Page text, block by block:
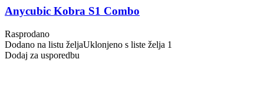
Anycubic Kobra S1 Combo
Rasprodano
Dodano na listu željaUklonjeno s liste želja 1
Dodaj za usporedbu